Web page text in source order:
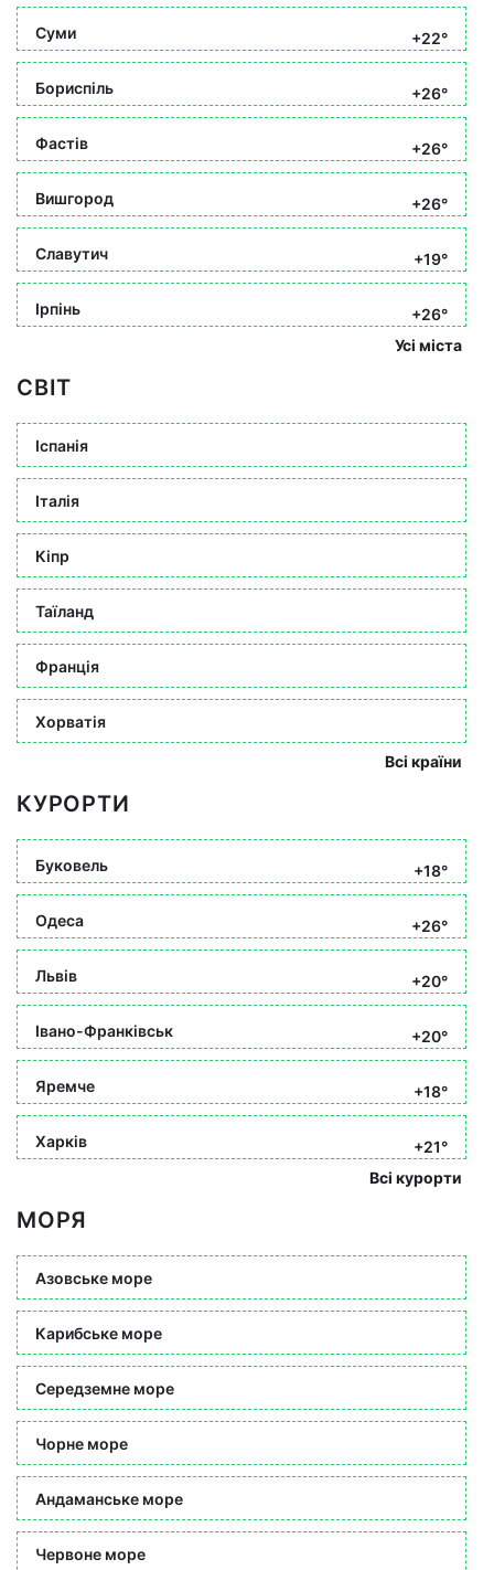
Суми +22°
Бориспіль +26°
Фастів +26°
Вишгород +26°
Славутич +19°
Ірпінь
+26°
Усі міста
СВІТ
Іспанія
Італія
Кіпр
Таїланд
Франція
Хорватія
Всі країни
КУРОРТИ
Буковель +18°
Одеса +26°
Львів +20°
Івано-Франківськ +20°
Яремче +18°
Харків
+21°
Всі курорти
МОРЯ
Азовське море
Карибське море
Середземне море
Чорне море
Андаманське море
Червоне море